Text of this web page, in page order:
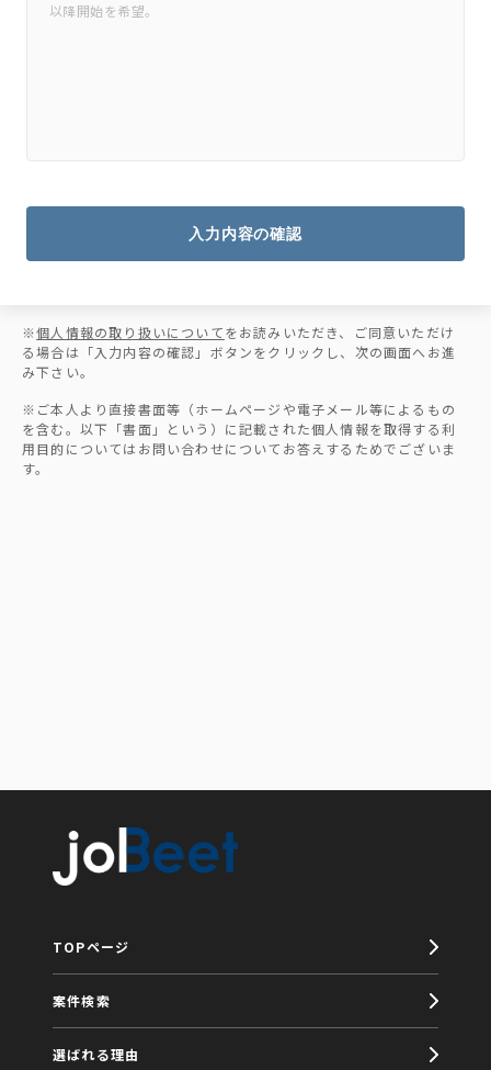
入力内容の確認
※個人情報の取り扱いについてをお読みいただき、ご同意いただけ
る場合は「入力内容の確認」ボタンをクリックし、次の画面へお進
み下さい。
※ご本人より直接書面等（ホームページや電子メール等によるもの
を含む。以下「書面」という）に記載された個人情報を取得する利
用目的についてはお問い合わせについてお答えするためでございま
す。
TOPページ
案件検索
選ばれる理由